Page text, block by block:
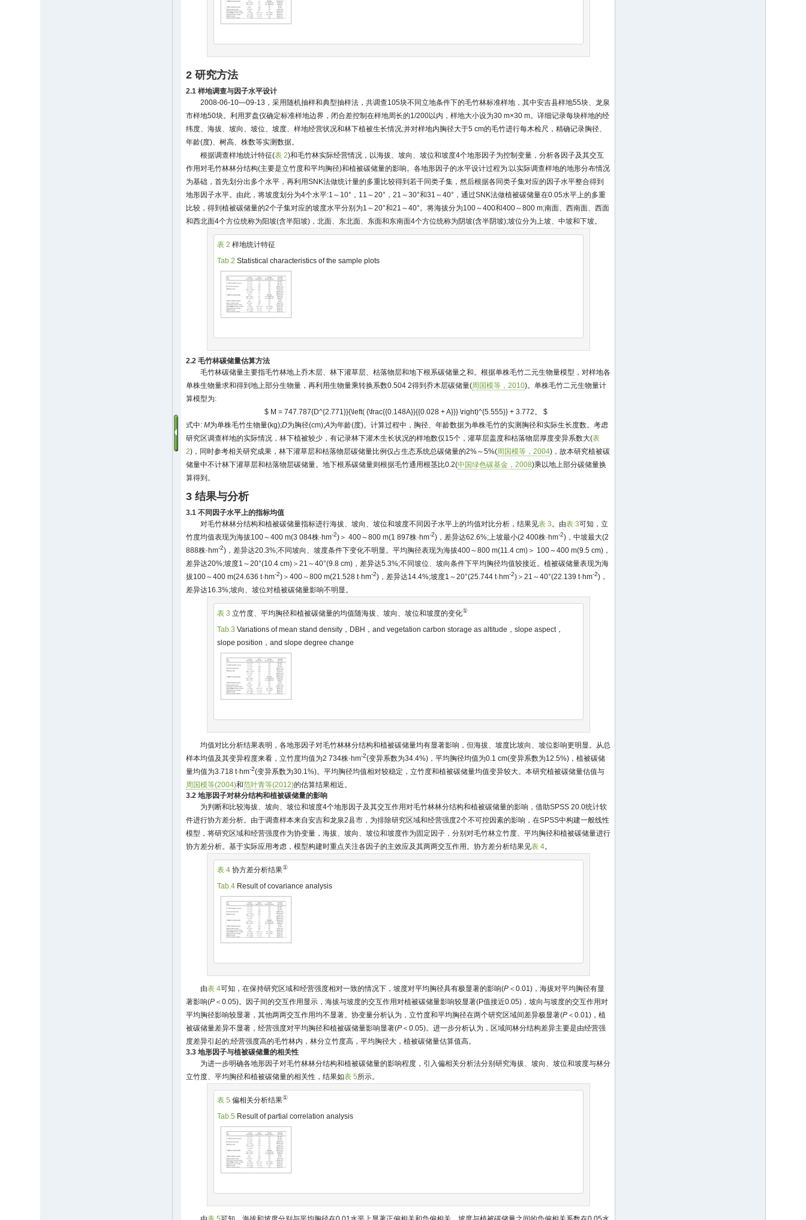
2 研究方法
2.1 样地调查与因子水平设计
2008-06-10—09-13，采用随机抽样和典型抽样法，共调查105块不同立地条件下的毛竹林标准样地，其中安吉县样地55块、龙泉
市样地50块。利用罗盘仪确定标准样地边界，闭合差控制在样地周长的1/200以内，样地大小设为30 m×30 m。详细记录每块样地的经
纬度、海拔、坡向、坡位、坡度、样地经营状况和林下植被生长情况;并对样地内胸径大于5 cm的毛竹进行每木检尺，精确记录胸径、
年龄(度)、树高、株数等实测数据。
根据调查样地统计特征(表 2)和毛竹林实际经营情况，以海拔、坡向、坡位和坡度4个地形因子为控制变量，分析各因子及其交互
作用对毛竹林林分结构(主要是立竹度和平均胸径)和植被碳储量的影响。各地形因子的水平设计过程为:以实际调查样地的地形分布情况
为基础，首先划分出多个水平，再利用SNK法做统计量的多重比较得到若干同类子集，然后根据各同类子集对应的因子水平整合得到
地形因子水平。由此，将坡度划分为4个水平:1～10°，11～20°，21～30°和31～40°，通过SNK法做植被碳储量在0.05水平上的多重
比较，得到植被碳储量的2个子集对应的坡度水平分别为1～20°和21～40°。将海拔分为100～400和400～800 m;南面、西南面、西面
和西北面4个方位统称为阳坡(含半阳坡)，北面、东北面、东面和东南面4个方位统称为阴坡(含半阴坡);坡位分为上坡、中坡和下坡。
表 2 样地统计特征
Tab.2 Statistical characteristics of the sample plots
2.2 毛竹林碳储量估算方法
毛竹林碳储量主要指毛竹林地上乔木层、林下灌草层、枯落物层和地下根系碳储量之和。根据单株毛竹二元生物量模型，对样地各
单株生物量求和得到地上部分生物量，再利用生物量乘转换系数0.504 2得到乔木层碳储量(周国模等，2010)。单株毛竹二元生物量计
算模型为:
$ M = 747.787{D^{2.771}}{\left( {\frac{{0.148A}}{{0.028 + A}}} \right)^{5.555}} + 3.772。 $
式中:M为单株毛竹生物量(kg);D为胸径(cm);A为年龄(度)。计算过程中，胸径、年龄数据为单株毛竹的实测胸径和实际生长度数。考虑
研究区调查样地的实际情况，林下植被较少，有记录林下灌木生长状况的样地数仅15个，灌草层盖度和枯落物层厚度变异系数大(表
2)，同时参考相关研究成果，林下灌草层和枯落物层碳储量比例仅占生态系统总碳储量的2%～5%(周国模等，2004)，故本研究植被碳
储量中不计林下灌草层和枯落物层碳储量。地下根系碳储量则根据毛竹通用根茎比0.2(中国绿色碳基金，2008)乘以地上部分碳储量换
算得到。
3 结果与分析
3.1 不同因子水平上的指标均值
对毛竹林林分结构和植被碳储量指标进行海拔、坡向、坡位和坡度不同因子水平上的均值对比分析，结果见表 3。由表 3可知，立
竹度均值表现为海拔100～400 m(3 084株·hm-2)＞ 400～800 m(1 897株·hm-2)，差异达62.6%;上坡最小(2 400株·hm-2)，中坡最大(2
888株·hm-2)，差异达20.3%;不同坡向、坡度条件下变化不明显。平均胸径表现为海拔400～800 m(11.4 cm)＞ 100～400 m(9.5 cm)，
差异达20%;坡度1～20°(10.4 cm)＞21～40°(9.8 cm)，差异达5.3%;不同坡位、坡向条件下平均胸径均值较接近。植被碳储量表现为海
拔100～400 m(24.636 t·hm-2)＞400～800 m(21.528 t·hm-2)，差异达14.4%;坡度1～20°(25.744 t·hm-2)＞21～40°(22.139 t·hm-2)，
差异达16.3%;坡向、坡位对植被碳储量影响不明显。
表 3 立竹度、平均胸径和植被碳储量的均值随海拔、坡向、坡位和坡度的变化①
Tab.3 Variations of mean stand density，DBH，and vegetation carbon storage as altitude，slope aspect，
slope position，and slope degree change
均值对比分析结果表明，各地形因子对毛竹林林分结构和植被碳储量均有显著影响，但海拔、坡度比坡向、坡位影响更明显。从总
样本均值及其变异程度来看，立竹度均值为2 734株·hm-2(变异系数为34.4%)，平均胸径均值为0.1 cm(变异系数为12.5%)，植被碳储
量均值为3.718 t·hm-2(变异系数为30.1%)。平均胸径均值相对较稳定，立竹度和植被碳储量均值变异较大。本研究植被碳储量估值与
周国模等(2004)和范叶青等(2012)的估算结果相近。
3.2 地形因子对林分结构和植被碳储量的影响
为判断和比较海拔、坡向、坡位和坡度4个地形因子及其交互作用对毛竹林林分结构和植被碳储量的影响，借助SPSS 20.0统计软
件进行协方差分析。由于调查样本来自安吉和龙泉2县市，为排除研究区域和经营强度2个不可控因素的影响，在SPSS中构建一般线性
模型，将研究区域和经营强度作为协变量，海拔、坡向、坡位和坡度作为固定因子，分别对毛竹林立竹度、平均胸径和植被碳储量进行
协方差分析。基于实际应用考虑，模型构建时重点关注各因子的主效应及其两两交互作用。协方差分析结果见表 4。
表 4 协方差分析结果①
Tab.4 Result of covariance analysis
由表 4可知，在保持研究区域和经营强度相对一致的情况下，坡度对平均胸径具有极显著的影响(P ＜0.01)，海拔对平均胸径有显
著影响(P ＜0.05)。因子间的交互作用显示，海拔与坡度的交互作用对植被碳储量影响较显著(P值接近0.05)，坡向与坡度的交互作用对
平均胸径影响较显著，其他两两交互作用均不显著。协变量分析认为，立竹度和平均胸径在两个研究区域间差异极显著(P ＜0.01)，植
被碳储量差异不显著，经营强度对平均胸径和植被碳储量影响显著(P ＜0.05)。进一步分析认为，区域间林分结构差异主要是由经营强
度差异引起的;经营强度高的毛竹林内，林分立竹度高，平均胸径大，植被碳储量估算值高。
3.3 地形因子与植被碳储量的相关性
为进一步明确各地形因子对毛竹林林分结构和植被碳储量的影响程度，引入偏相关分析法分别研究海拔、坡向、坡位和坡度与林分
立竹度、平均胸径和植被碳储量的相关性，结果如表 5所示。
表 5 偏相关分析结果①
Tab.5 Result of partial correlation analysis